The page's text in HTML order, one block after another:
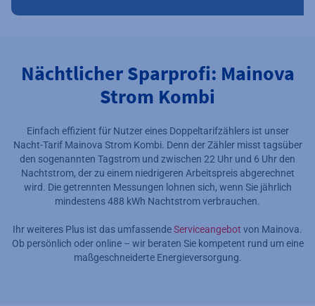
Nächtlicher Sparprofi: Mainova
Strom Kombi
Einfach effizient für Nutzer eines Doppeltarifzählers ist unser
Nacht-Tarif Mainova Strom Kombi. Denn der Zähler misst tagsüber
den sogenannten Tagstrom und zwischen 22 Uhr und 6 Uhr den
Nachtstrom, der zu einem niedrigeren Arbeitspreis abgerechnet
wird. Die getrennten Messungen lohnen sich, wenn Sie jährlich
mindestens 488 kWh Nachtstrom verbrauchen.
Ihr weiteres Plus ist das umfassendeServiceangebot von Mainova.
Ob persönlich oder online – wir beraten Sie kompetent rund um eine
maßgeschneiderte Energieversorgung.